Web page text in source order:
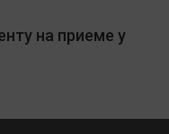
на приеме у